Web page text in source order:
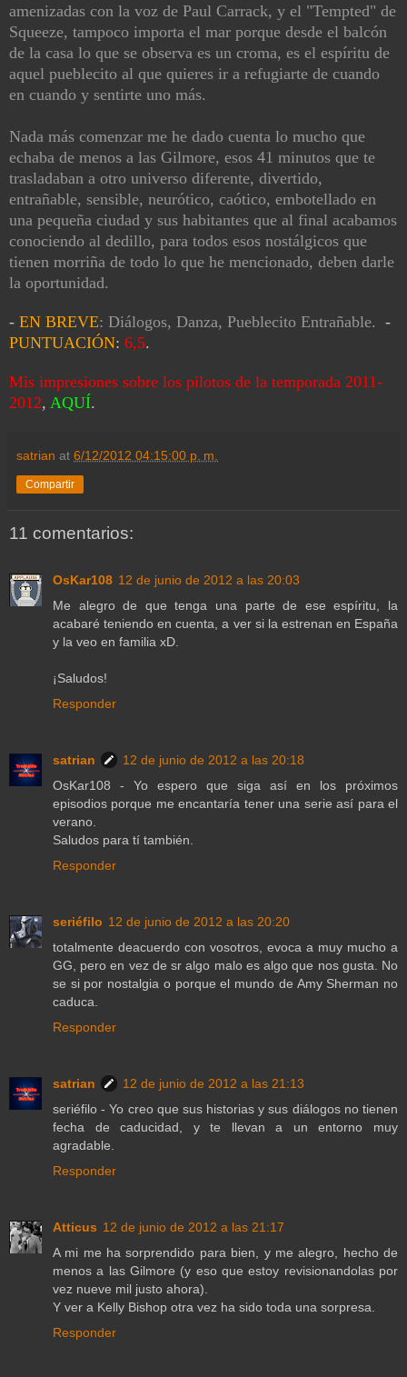
amenizadas con la voz de Paul Carrack, y el "Tempted" de
Squeeze, tampoco importa el mar porque desde el balcón
de la casa lo que se observa es un croma, es el espíritu de
aquel pueblecito al que quieres ir a refugiarte de cuando
en cuando y sentirte uno más.
Nada más comenzar me he dado cuenta lo mucho que
echaba de menos a las Gilmore, esos 41 minutos que te
trasladaban a otro universo diferente, divertido,
entrañable, sensible, neurótico, caótico, embotellado en
una pequeña ciudad y sus habitantes que al final acabamos
conociendo al dedillo, para todos esos nostálgicos que
tienen morriña de todo lo que he mencionado, deben darle
la oportunidad.
- EN BREVE: Diálogos, Danza, Pueblecito Entrañable. -
PUNTUACIÓN: 6,5.
Mis impresiones sobre los pilotos de la temporada 2011-
2012, AQUÍ.
satrian at 6/12/2012 04:15:00 p. m.
Compartir
11 comentarios:
OsKar108 12 de junio de 2012 a las 20:03
Me alegro de que tenga una parte de ese espíritu, la
acabaré teniendo en cuenta, a ver si la estrenan en España
y la veo en familia xD.
¡Saludos!
Responder
satrian
12 de junio de 2012 a las 20:18
OsKar108 - Yo espero que siga así en los próximos
episodios porque me encantaría tener una serie así para el
verano.
Saludos para tí también.
Responder
seriéfilo 12 de junio de 2012 a las 20:20
totalmente deacuerdo con vosotros, evoca a muy mucho a
GG, pero en vez de sr algo malo es algo que nos gusta. No
se si por nostalgia o porque el mundo de Amy Sherman no
caduca.
Responder
satrian
12 de junio de 2012 a las 21:13
seriéfilo - Yo creo que sus historias y sus diálogos no tienen
fecha de caducidad, y te llevan a un entorno muy
agradable.
Responder
Atticus 12 de junio de 2012 a las 21:17
A mi me ha sorprendido para bien, y me alegro, hecho de
menos a las Gilmore (y eso que estoy revisionandolas por
vez nueve mil justo ahora).
Y ver a Kelly Bishop otra vez ha sido toda una sorpresa.
Responder